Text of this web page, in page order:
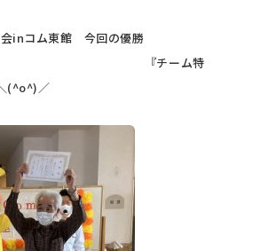
inコム東館 今回の優勝
チーム特
(^o^)／